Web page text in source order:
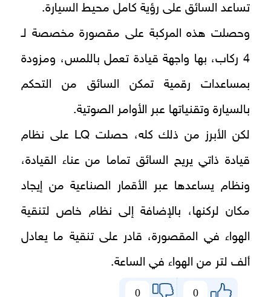
تساعد السائق على رؤية كامل محيط السيارة.
وحصلت هذه المركبة على مقصورة مخصصة لـ
4 ركاب، بها واجهة قيادة تعمل باللمس، ومزودة
بمساعدات رقمية تمكن السائق من التحكم
بالسيارة وتقنياتها عبر الأوامر الصوتية.
لكن الأبرز من ذلك كله، حصلت LQ على نظام
قيادة ذاتي يريح السائق تماما من عناء القيادة،
ونظام يساعدها عبر الأقمار الصناعية من إيجاد
مكان لركنها، بالإضافة إلى نظام خاص لتنقية
الهواء في المقصورة، قادر على تنقية ما يعادل
ألف لتر من الهواء في الساعة.
0
0